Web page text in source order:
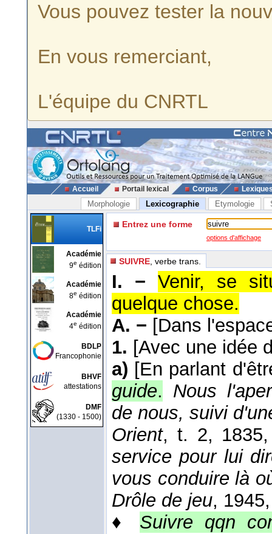
Vous pouvez tester la
En vous remerciant,
L'équipe du CNRTL
Accueil Portail lexical Corpus
Morphologie Lexicographie Etymologie
TLFi
Académie
9e édition
Académie
8e édition
Académie
4e édition
BDLP
Francophonie
BHVF
attestations
DMF
(1330 - 1500)
Entrez une forme
options d'affichage
SUIVRE , verbe trans.
I. − Venir, se
quelque chose.
A. − [Dans
1. [Avec une idée
a) [En parlant
guide. Nous
de nous, suivi
Orient, t. 2, 1835
service pour lui
vous conduire là
Drôle de jeu, 1945
♦ Suivre qqn